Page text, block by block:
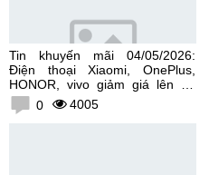
Tin khuyến mãi 04/05/2026:
Điện thoại Xiaomi, OnePlus,
HONOR, vivo giảm giá lên tới
300K0 4005